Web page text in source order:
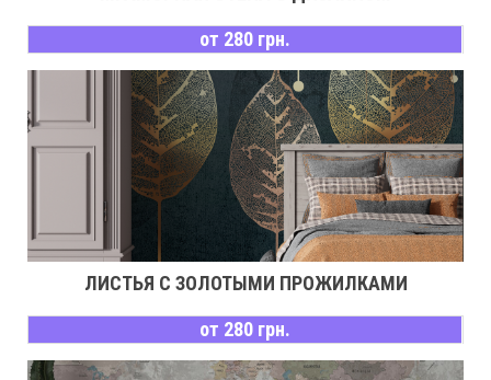
от 280 грн.
ЛИСТЬЯ С ЗОЛОТЫМИ ПРОЖИЛКАМИ
от 280 грн.